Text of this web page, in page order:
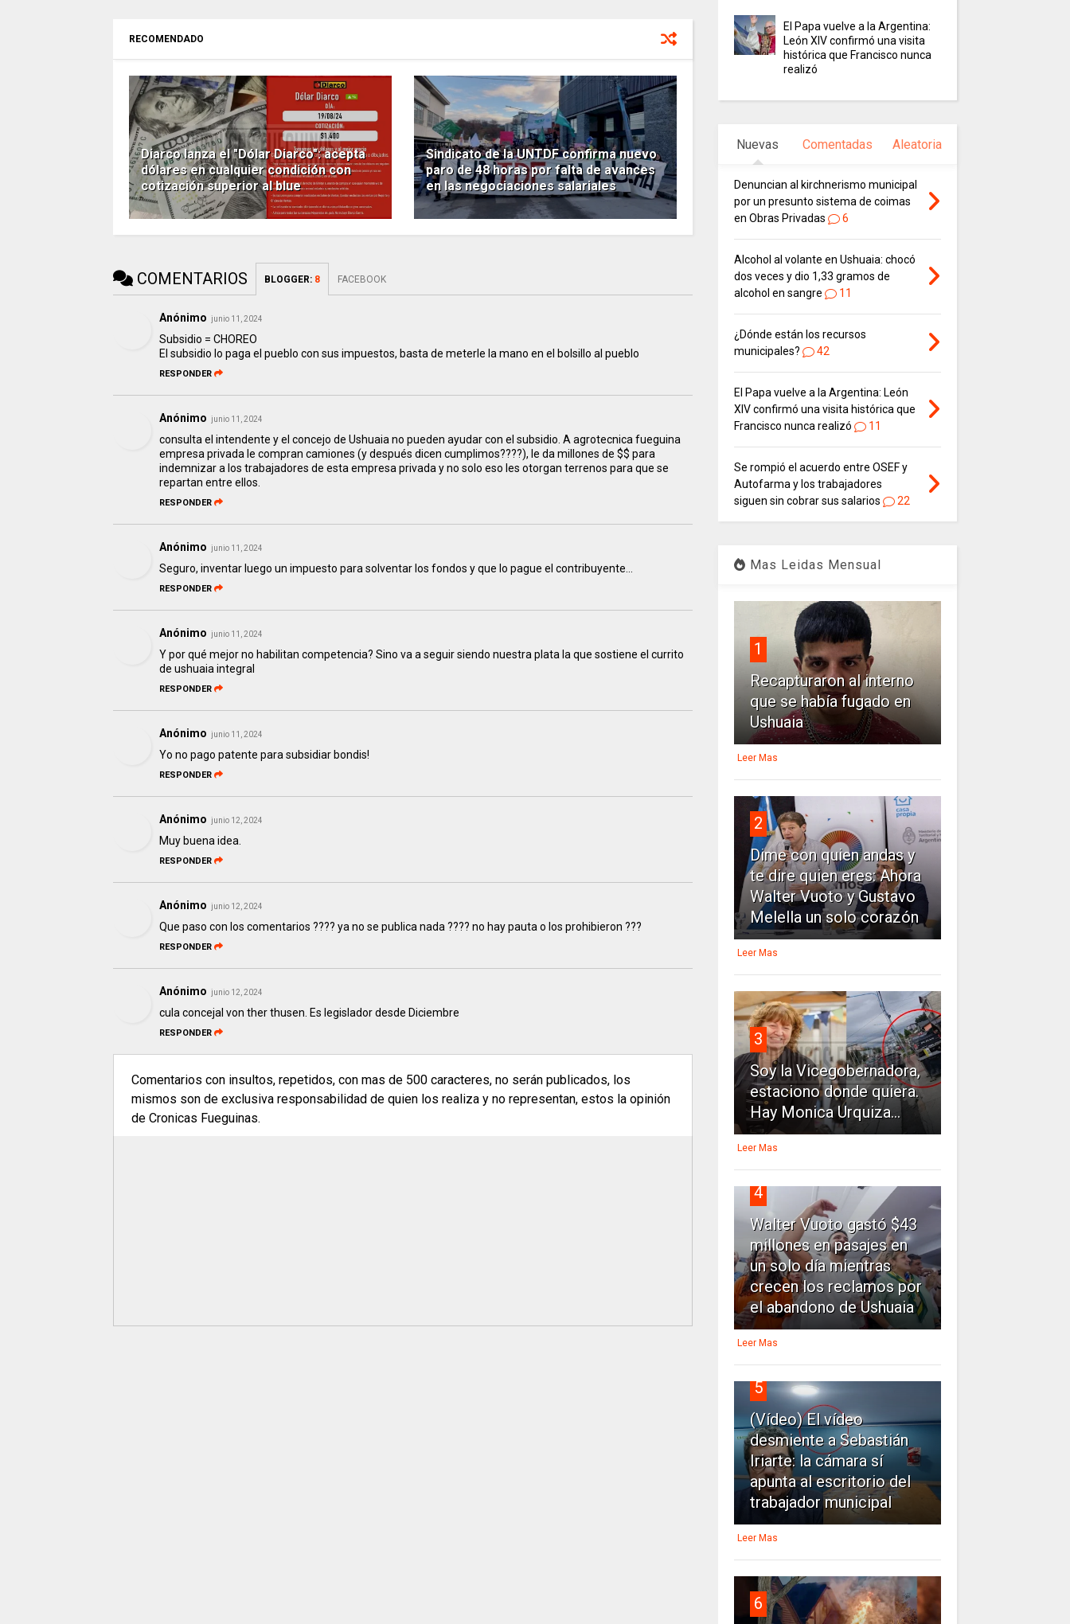
RECOMENDADO
Diarco lanza el "Dólar Diarco": acepta
dólares en cualquier condición con
cotización superior al blue
Sindicato de la UNTDF confirma nuevo
paro de 48 horas por falta de avances
en las negociaciones salariales
COMENTARIOS BLOGGER: 8 FACEBOOK
Anónimo junio 11, 2024
Subsidio = CHOREO
El subsidio lo paga el pueblo con sus impuestos, basta de meterle la mano en el bolsillo al pueblo
RESPONDER
Anónimo junio 11, 2024
consulta el intendente y el concejo de Ushuaia no pueden ayudar con el subsidio. A agrotecnica fueguina
empresa privada le compran camiones (y después dicen cumplimos????), le da millones de $$ para
indemnizar a los trabajadores de esta empresa privada y no solo eso les otorgan terrenos para que se
repartan entre ellos.
RESPONDER
Anónimo junio 11, 2024
Seguro, inventar luego un impuesto para solventar los fondos y que lo pague el contribuyente...
RESPONDER
Anónimo junio 11, 2024
Y por qué mejor no habilitan competencia? Sino va a seguir siendo nuestra plata la que sostiene el currito
de ushuaia integral
RESPONDER
Anónimo junio 11, 2024
Yo no pago patente para subsidiar bondis!
RESPONDER
Anónimo junio 12, 2024
Muy buena idea.
RESPONDER
Anónimo junio 12, 2024
Que paso con los comentarios ???? ya no se publica nada ???? no hay pauta o los prohibieron ???
RESPONDER
Anónimo junio 12, 2024
cula concejal von ther thusen. Es legislador desde Diciembre
RESPONDER
Comentarios con insultos, repetidos, con mas de 500 caracteres, no serán publicados, los
mismos son de exclusiva responsabilidad de quien los realiza y no representan, estos la opinión
de Cronicas Fueguinas.
El Papa vuelve a la Argentina:
León XIV confirmó una visita
histórica que Francisco nunca
realizó
Nuevas Comentadas Aleatoria
Denuncian al kirchnerismo municipal
por un presunto sistema de coimas
en Obras Privadas
6
Alcohol al volante en Ushuaia: chocó
dos veces y dio 1,33 gramos de
alcohol en sangre
11
¿Dónde están los recursos
municipales?
42
El Papa vuelve a la Argentina: León
XIV confirmó una visita histórica que
Francisco nunca realizó
11
Se rompió el acuerdo entre OSEF y
Autofarma y los trabajadores
siguen sin cobrar sus salarios
22
Mas Leidas Mensual
1
Recapturaron al interno
que se había fugado en
Ushuaia
Leer Mas
2
Dime con quien andas y
te dire quien eres: Ahora
Walter Vuoto y Gustavo
Melella un solo corazón
Leer Mas
3
Soy la Vicegobernadora,
estaciono donde quiera.
Hay Monica Urquiza...
Leer Mas
4
Walter Vuoto gastó $43
millones en pasajes en
un solo día mientras
crecen los reclamos por
el abandono de Ushuaia
Leer Mas
5
(Vídeo) El vídeo
desmiente a Sebastián
Iriarte: la cámara sí
apunta al escritorio del
trabajador municipal
Leer Mas
6